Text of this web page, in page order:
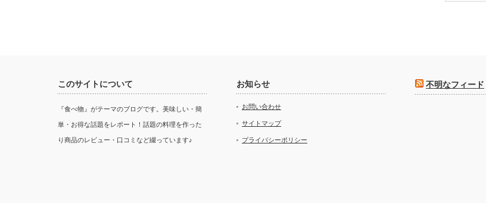
このサイトについて
『食べ物』がテーマのブログです。美味しい・簡
単・お得な話題をレポート！話題の料理を作った
り商品のレビュー・口コミなど綴っています♪
お知らせ
お問い合わせ
サイトマップ
プライバシーポリシー
不明なフィード